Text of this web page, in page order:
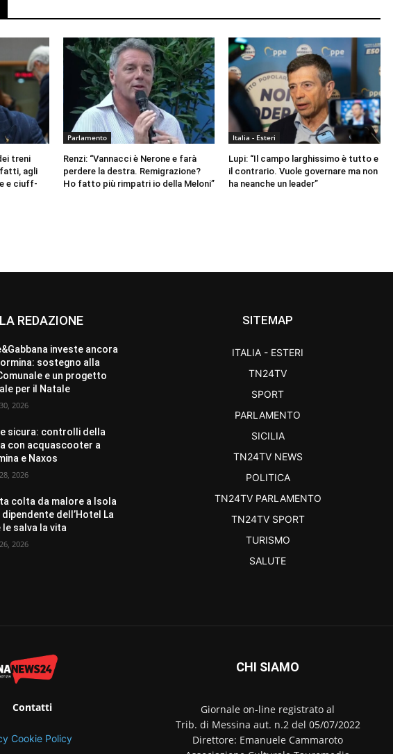
treni
fatti, agli
e ciuff-
Parlamento
Renzi: “Vannacci è Nerone e farà
perdere la destra. Remigrazione?
Ho fatto più rimpatri io della Meloni”
Italia - Esteri
Lupi: “Il campo larghissimo è tutto e
il contrario. Vuole governare ma non
ha neanche un leader”
REDAZIONE
investe ancora
sostegno alla
e un progetto
per il Natale
2026
sicura: controlli della
con acquascooter a
e Naxos
2026
colta da malore a Isola
dipendente dell’Hotel La
le salva la vita
2026
SITEMAP
ITALIA - ESTERI
TN24TV
SPORT
PARLAMENTO
SICILIA
TN24TV NEWS
POLITICA
TN24TV PARLAMENTO
TN24TV SPORT
TURISMO
SALUTE
Contatti
Cookie Policy
CHI SIAMO
Giornale on-line registrato al
Trib. di Messina aut. n.2 del 05/07/2022
Direttore: Emanuele Cammaroto